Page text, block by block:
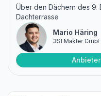
Über den Dächern des 9.
Dachterrasse
Mario Häring
3SI Makler